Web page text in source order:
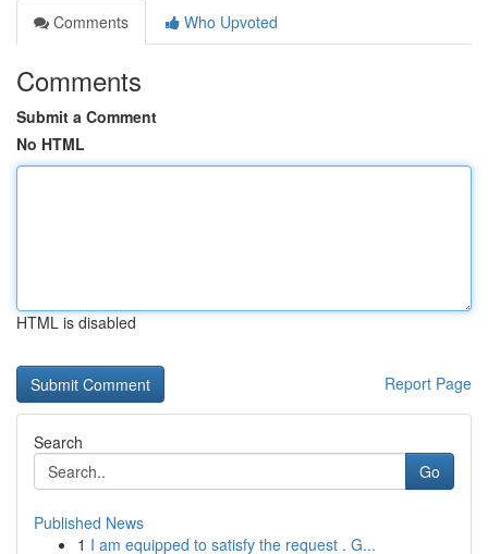
Comments
Who Upvoted
Comments
Submit a Comment
No HTML
HTML is disabled
Report Page
Search
Go
Published News
1 I am equipped to satisfy the request . G...